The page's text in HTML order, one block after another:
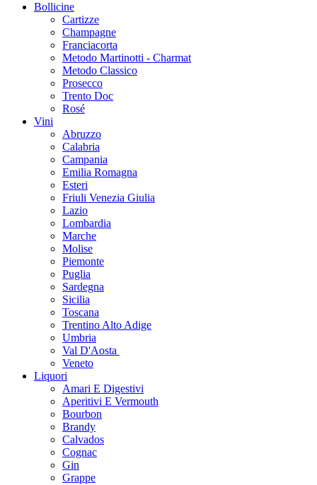
Bollicine
Cartizze
Champagne
Franciacorta
Metodo Martinotti - Charmat
Metodo Classico
Prosecco
Trento Doc
Rosé
Vini
Abruzzo
Calabria
Campania
Emilia Romagna
Esteri
Friuli Venezia Giulia
Lazio
Lombardia
Marche
Molise
Piemonte
Puglia
Sardegna
Sicilia
Toscana
Trentino Alto Adige
Umbria
Val D'Aosta
Veneto
Liquori
Amari E Digestivi
Aperitivi E Vermouth
Bourbon
Brandy
Calvados
Cognac
Gin
Grappe